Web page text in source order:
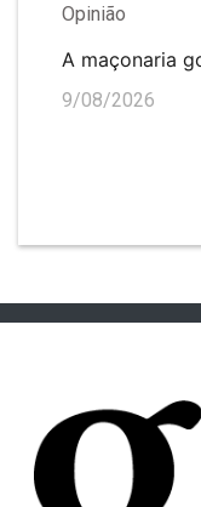
Opinião
A maçonaria
9/08/2026